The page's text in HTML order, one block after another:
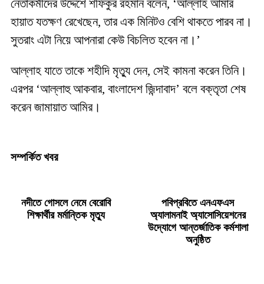
নেতাকর্মীদের উদ্দেশে শফিকুর রহমান বলেন, ‘আল্লাহ আমার
হায়াত যতক্ষণ রেখেছেন, তার এক মিনিটও বেশি থাকতে পারব না।
সুতরাং এটা নিয়ে আপনারা কেউ বিচলিত হবেন না।’
আল্লাহ যাতে তাকে শহীদি মৃত্যু দেন, সেই কামনা করেন তিনি।
এরপর ‘আল্লাহু আকবার, বাংলাদেশ জিন্দাবাদ’ বলে বক্তৃতা শেষ
করেন জামায়াত আমির।
সম্পর্কিত খবর
নদীতে গোসলে নেমে বেরোবি
শিক্ষার্থীর মর্মান্তিক মৃত্যু
পবিপ্রবিতে এনএফএস
অ্যালামনাই অ্যাসোসিয়েশনের
উদ্যোগে আন্তর্জাতিক কর্মশালা
অনুষ্ঠিত